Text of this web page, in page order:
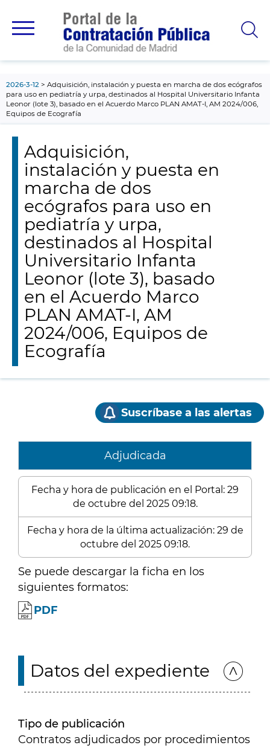
principal
2026-3-12
Adquisición, instalación y puesta en marcha de dos ecógrafos
para uso en pediatría y urpa, destinados al Hospital Universitario Infanta
Leonor (lote 3), basado en el Acuerdo Marco PLAN AMAT-I, AM 2024/006,
Equipos de Ecografía
Adquisición,
instalación y puesta en
marcha de dos
ecógrafos para uso en
pediatría y urpa,
destinados al Hospital
Universitario Infanta
Leonor (lote 3), basado
en el Acuerdo Marco
PLAN AMAT-I, AM
2024/006, Equipos de
Ecografía
Suscríbase a las alertas
Adjudicada
Fecha y hora de publicación en el Portal: 29
de octubre del 2025 09:18.
Fecha y hora de la última actualización: 29 de
octubre del 2025 09:18.
Se puede descargar la ficha en los
siguientes formatos:
PDF
Datos del expediente
Tipo de publicación
Contratos adjudicados por procedimientos